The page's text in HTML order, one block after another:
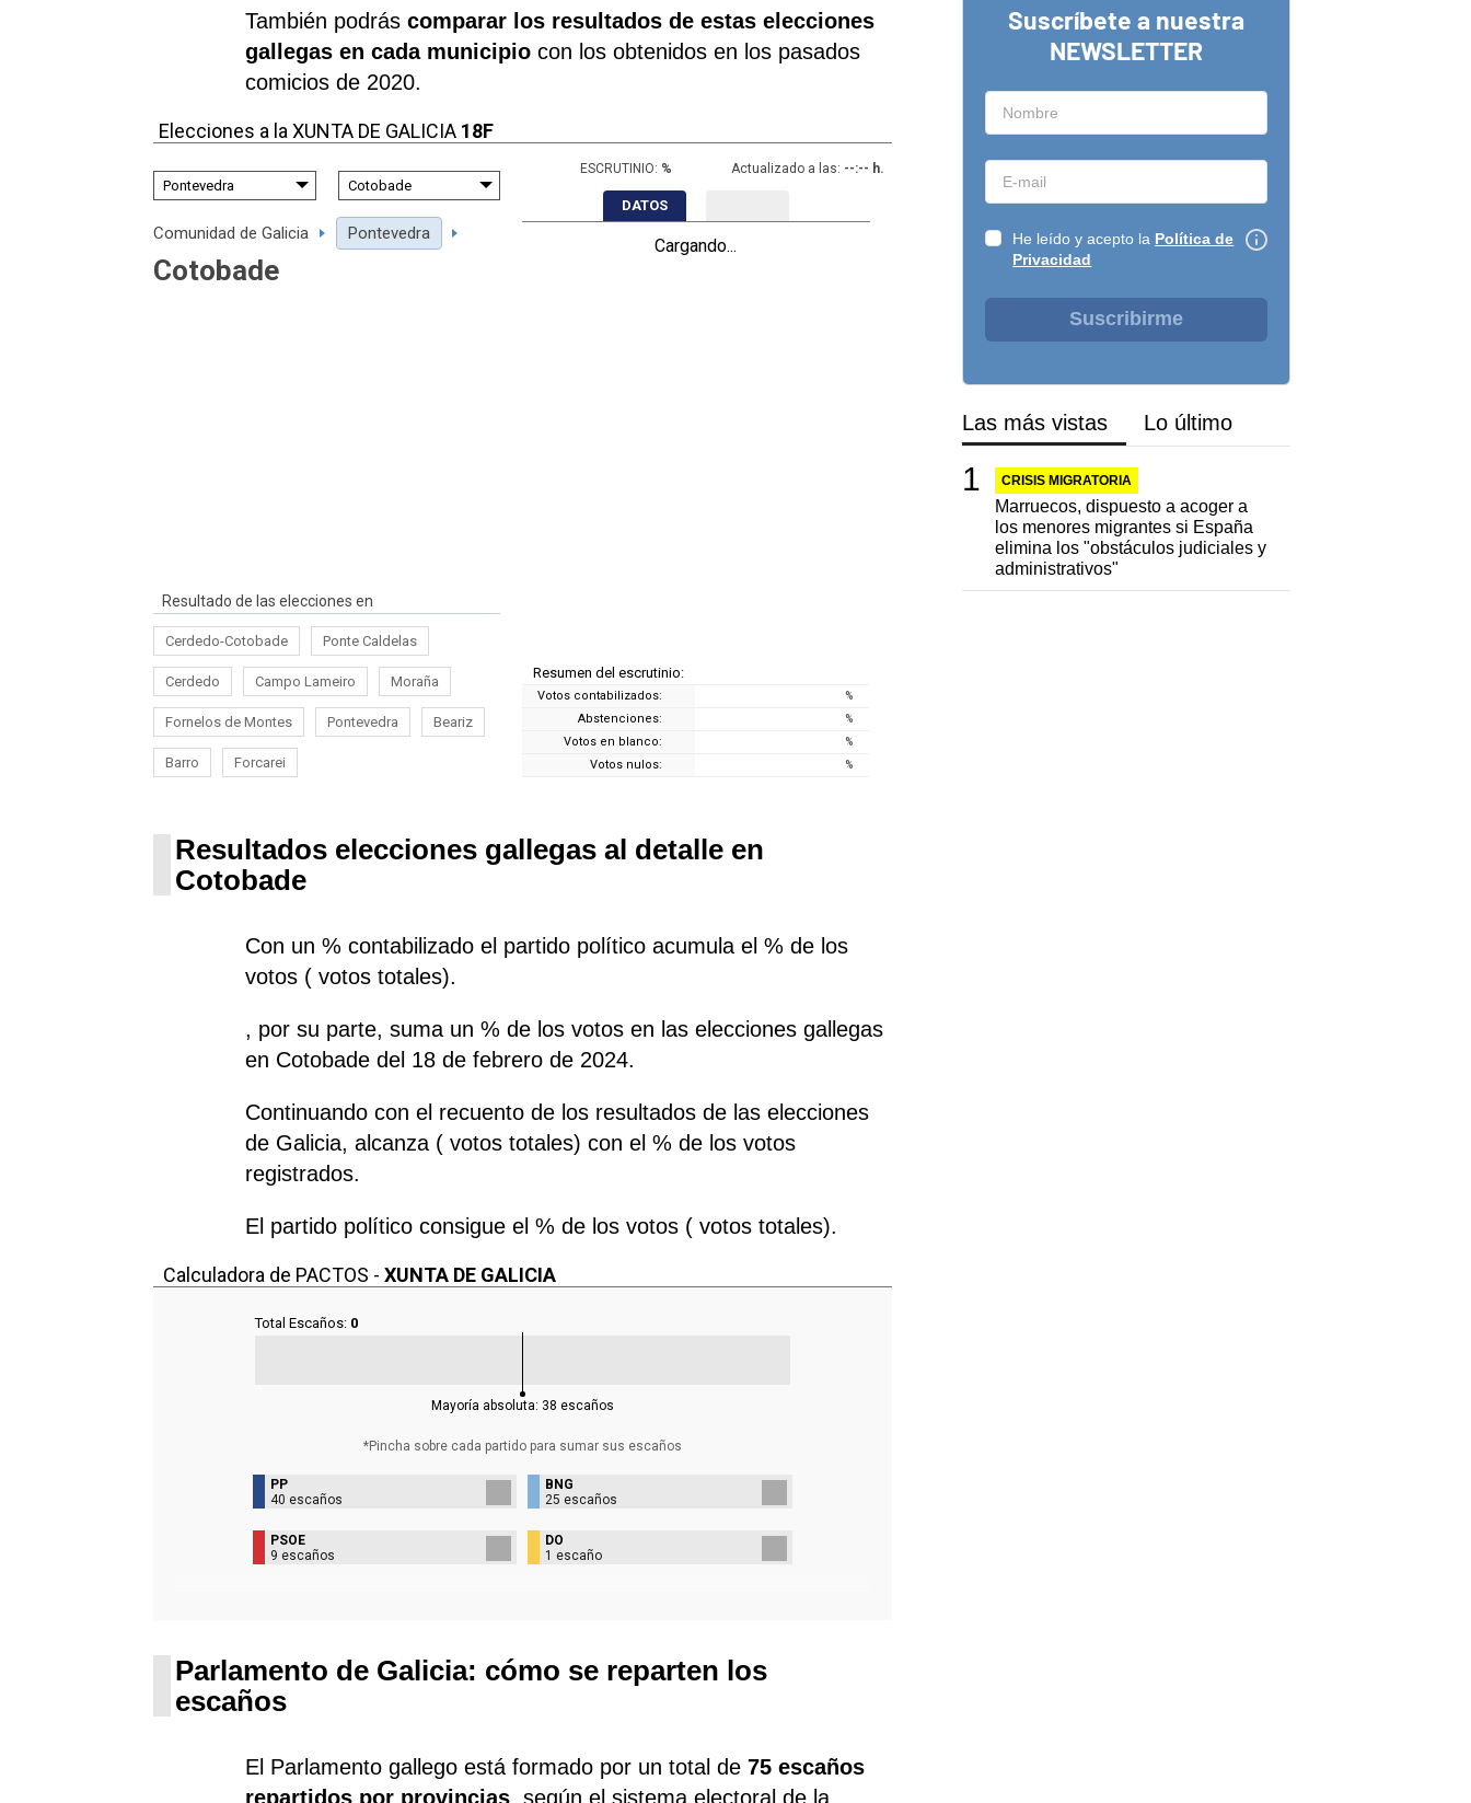
También podráscomparar los resultados de estas elecciones
gallegas en cada municipio con los obtenidos en los pasados
comicios de 2020.
Elecciones a la XUNTA DE GALICIA 18F
ESCRUTINIO: % Actualizado a las: --:-- h.
Comunidad de Galicia Pontevedra
Cotobade
Resultado de las elecciones en
Cerdedo-Cotobade Ponte Caldelas
Cerdedo Campo Lameiro Moraña
Fornelos de Montes Pontevedra Beariz
Barro Forcarei
DATOS
Cargando...
Resumen del escrutinio:
Votos contabilizados: %
Abstenciones: %
Votos en blanco: %
Votos nulos: %
Resultados elecciones gallegas al detalle en
Cotobade
Con un % contabilizado el partido político acumula el % de los
votos ( votos totales).
, por su parte, suma un % de los votos en las elecciones gallegas
en Cotobade del 18 de febrero de 2024.
Continuando con el recuento de los resultados de las elecciones
de Galicia, alcanza ( votos totales) con el % de los votos
registrados.
El partido político consigue el % de los votos ( votos totales).
Calculadora de PACTOS - XUNTA DE GALICIA
Total Escaños: 0
Mayoría absoluta: 38 escaños
*Pincha sobre cada partido para sumar sus escaños
PP
40 escaños
BNG
25 escaños
PSOE
9 escaños
DO
1 escaño
Parlamento de Galicia: cómo se reparten los
escaños
El Parlamento gallego está formado por un total de75 escaños
repartidos por provincias , según el sistema electoral de la
Suscríbete a nuestra
NEWSLETTER
He leído y acepto la Política de
Privacidad
Suscribirme
Las más vistas Lo último
CRISIS MIGRATORIA
Marruecos, dispuesto a acoger a
los menores migrantes si España
elimina los "obstáculos judiciales y
administrativos"